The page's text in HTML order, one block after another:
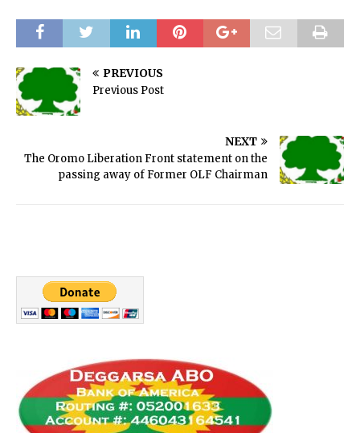
PREVIOUS
Previous Post
NEXT
The Oromo Liberation Front statement on the
passing away of Former OLF Chairman